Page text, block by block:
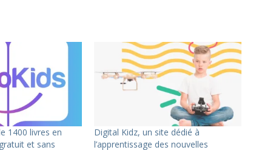
1400 livres en
et sans
Digital Kidz, un site dédié à
l’apprentissage des nouvelles